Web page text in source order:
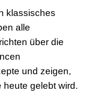
klassisches
alle
über die
und zeigen,
heute gelebt wird.